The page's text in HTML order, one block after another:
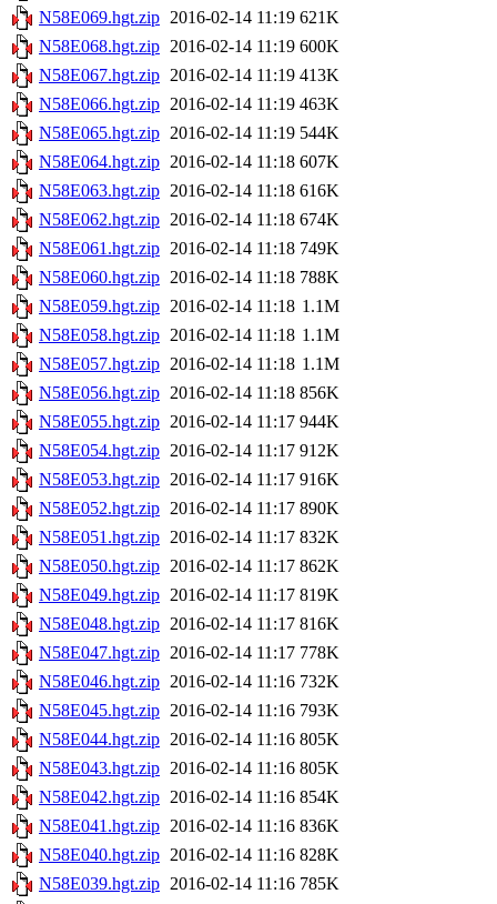
N58E069.hgt.zip 2016-02-14 11:19 621K
N58E068.hgt.zip 2016-02-14 11:19 600K
N58E067.hgt.zip 2016-02-14 11:19 413K
N58E066.hgt.zip 2016-02-14 11:19 463K
N58E065.hgt.zip 2016-02-14 11:19 544K
N58E064.hgt.zip 2016-02-14 11:18 607K
N58E063.hgt.zip 2016-02-14 11:18 616K
N58E062.hgt.zip 2016-02-14 11:18 674K
N58E061.hgt.zip 2016-02-14 11:18 749K
N58E060.hgt.zip 2016-02-14 11:18 788K
N58E059.hgt.zip 2016-02-14 11:18 1.1M
N58E058.hgt.zip 2016-02-14 11:18 1.1M
N58E057.hgt.zip 2016-02-14 11:18 1.1M
N58E056.hgt.zip 2016-02-14 11:18 856K
N58E055.hgt.zip 2016-02-14 11:17 944K
N58E054.hgt.zip 2016-02-14 11:17 912K
N58E053.hgt.zip 2016-02-14 11:17 916K
N58E052.hgt.zip 2016-02-14 11:17 890K
N58E051.hgt.zip 2016-02-14 11:17 832K
N58E050.hgt.zip 2016-02-14 11:17 862K
N58E049.hgt.zip 2016-02-14 11:17 819K
N58E048.hgt.zip 2016-02-14 11:17 816K
N58E047.hgt.zip 2016-02-14 11:17 778K
N58E046.hgt.zip 2016-02-14 11:16 732K
N58E045.hgt.zip 2016-02-14 11:16 793K
N58E044.hgt.zip 2016-02-14 11:16 805K
N58E043.hgt.zip 2016-02-14 11:16 805K
N58E042.hgt.zip 2016-02-14 11:16 854K
N58E041.hgt.zip 2016-02-14 11:16 836K
N58E040.hgt.zip 2016-02-14 11:16 828K
N58E039.hgt.zip 2016-02-14 11:16 785K